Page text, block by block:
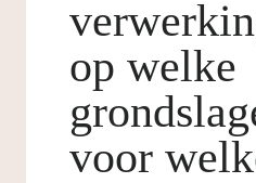
op welke
voor